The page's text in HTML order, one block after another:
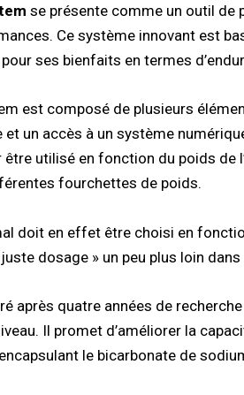
se présente comme un outil de
Ce système innovant est
ses bienfaits en termes
est composé de plusieurs
et un accès à un système
utilisé en fonction du poids de
fourchettes de poids.
doit en effet être choisi en
dosage » un peu plus loin
après quatre années de
Il promet d’améliorer la
le bicarbonate de